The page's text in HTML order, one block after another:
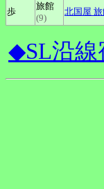
歩
旅館
(9)
北国屋
◆SL沿線